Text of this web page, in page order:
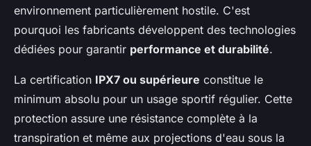
environnement particulièrement hostile. C'est
pourquoi les fabricants développent des technologies
dédiées pour garantir performance et durabilité.
La certification IPX7 ou supérieure constitue le
minimum absolu pour un usage sportif régulier. Cette
protection assure une résistance complète à la
transpiration et même aux projections d'eau sous la